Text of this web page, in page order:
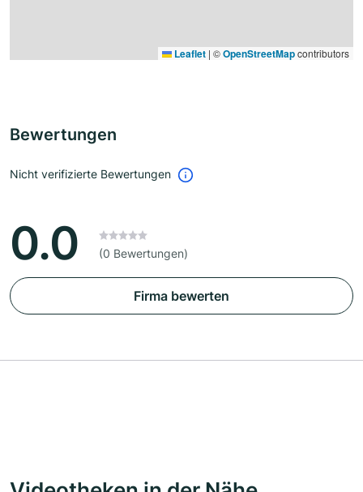
Leaflet | ©OpenStreetMapcontributors
Bewertungen
Nicht verifizierte Bewertungen
0.0 (0 Bewertungen)
Firma bewerten